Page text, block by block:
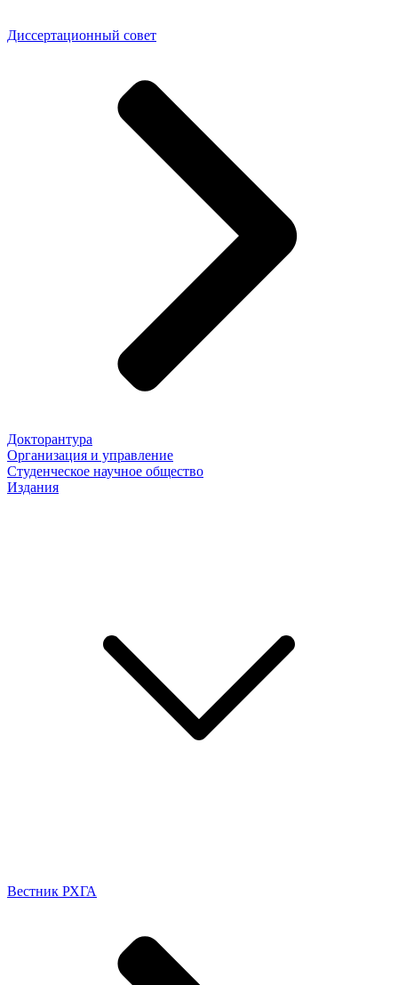
Диссертационный совет
Докторантура
Организация и управление
Студенческое научное общество
Издания
Вестник РХГА